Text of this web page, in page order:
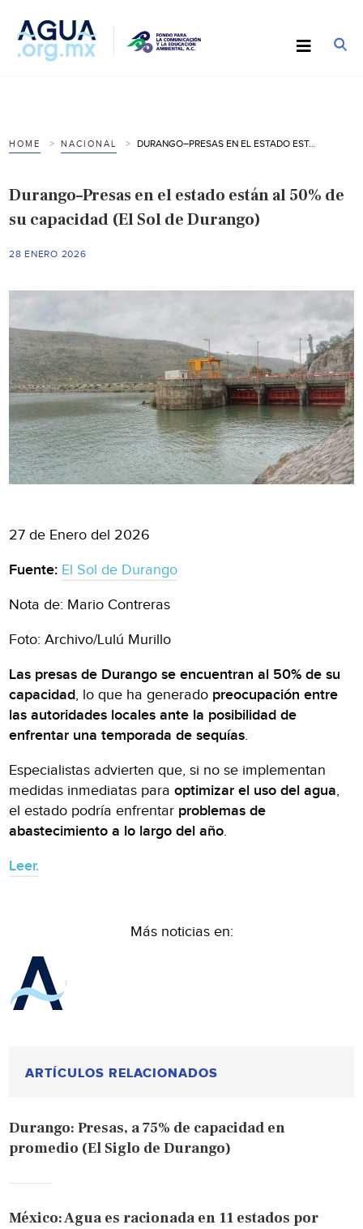
HOME NACIONAL DURANGO–PRESAS EN EL ESTADO ESTÁN AL 50% DE SU CAPACIDAD (EL SOL DE DURANGO)
Durango–Presas en el estado están al 50% de
su capacidad (El Sol de Durango)
28 ENERO 2026
27 de Enero del 2026
Fuente: El Sol de Durango
Nota de: Mario Contreras
Foto: Archivo/Lulú Murillo
Las presas de Durango se encuentran al 50% de su
capacidad, lo que ha generado preocupación entre
las autoridades locales ante la posibilidad de
enfrentar una temporada de sequías.
Especialistas advierten que, si no se implementan
medidas inmediatas paraoptimizar el uso del agua,
el estado podría enfrentar problemas de
abastecimiento a lo largo del año.
Leer.
Más noticias en:
ARTÍCULOS RELACIONADOS
Durango: Presas, a 75% de capacidad en
promedio (El Siglo de Durango)
México: Agua es racionada en 11 estados por